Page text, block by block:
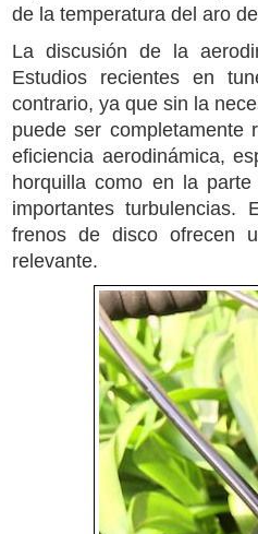
de la temperatura del aro
La discusión de la
Estudios recientes en
contrario, ya que sin la
puede ser completamente
eficiencia aerodinámica,
horquilla como en la
importantes
frenos de disco ofrecen
relevante.